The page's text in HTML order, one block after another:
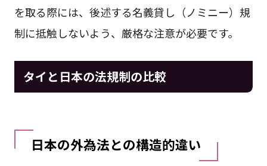
を取る際には、後述する名義貸し（ノミニー）規
制に抵触しないよう、厳格な注意が必要です。
タイと日本の法規制の比較
日本の外為法との構造的違い